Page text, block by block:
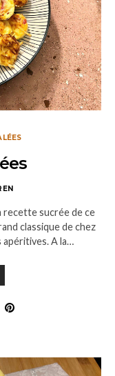
recette sucrée de ce
classique de chez
apéritives. A la…